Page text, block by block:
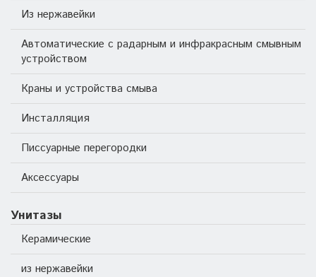
Из нержавейки
Автоматические с радарным и инфракрасным смывным
устройством
Краны и устройства смыва
Инсталляция
Писсуарные перегородки
Аксессуары
Унитазы
Керамические
из нержавейки